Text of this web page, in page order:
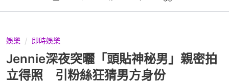
娛樂 即時娛樂
Jennie深夜突曬「頭貼神秘男」親密拍
立得照 引粉絲狂猜男方身份